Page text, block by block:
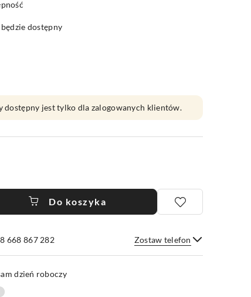
dostępny
dostępny jest tylko dla zalogowanych klientów.
Do koszyka
668 867 282 Zostaw telefon
Wyślij
dzień roboczy